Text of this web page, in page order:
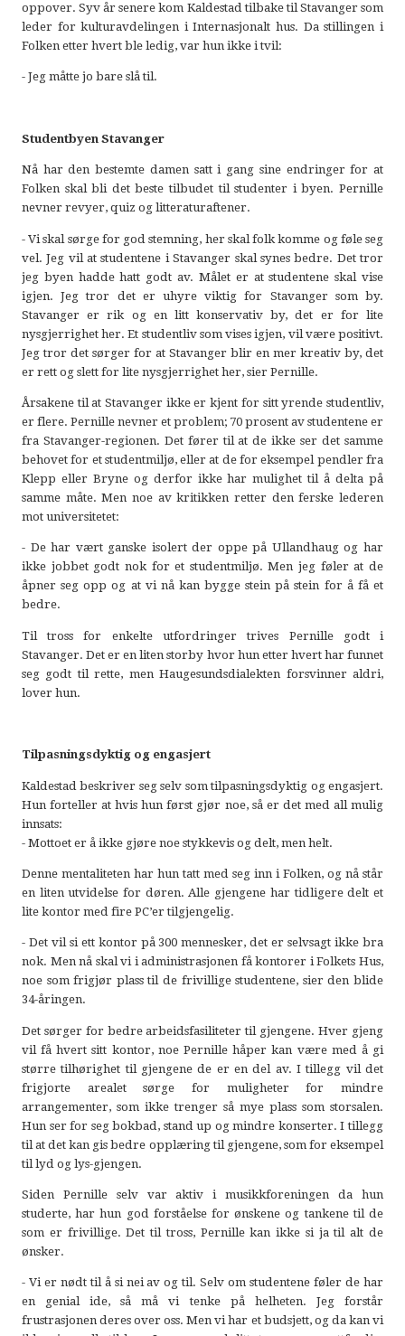
oppover. Syv år senere kom Kaldestad tilbake til Stavanger som
leder for kulturavdelingen i Internasjonalt hus. Da stillingen i
Folken etter hvert ble ledig, var hun ikke i tvil:
- Jeg måtte jo bare slå til.
Studentbyen Stavanger
Nå har den bestemte damen satt i gang sine endringer for at
Folken skal bli det beste tilbudet til studenter i byen. Pernille
nevner revyer, quiz og litteraturaftener.
- Vi skal sørge for god stemning, her skal folk komme og føle seg
vel. Jeg vil at studentene i Stavanger skal synes bedre. Det tror
jeg byen hadde hatt godt av. Målet er at studentene skal vise
igjen. Jeg tror det er uhyre viktig for Stavanger som by.
Stavanger er rik og en litt konservativ by, det er for lite
nysgjerrighet her. Et studentliv som vises igjen, vil være positivt.
Jeg tror det sørger for at Stavanger blir en mer kreativ by, det
er rett og slett for lite nysgjerrighet her, sier Pernille.
Årsakene til at Stavanger ikke er kjent for sitt yrende studentliv,
er flere. Pernille nevner et problem; 70 prosent av studentene er
fra Stavanger-regionen. Det fører til at de ikke ser det samme
behovet for et studentmiljø, eller at de for eksempel pendler fra
Klepp eller Bryne og derfor ikke har mulighet til å delta på
samme måte. Men noe av kritikken retter den ferske lederen
mot universitetet:
- De har vært ganske isolert der oppe på Ullandhaug og har
ikke jobbet godt nok for et studentmiljø. Men jeg føler at de
åpner seg opp og at vi nå kan bygge stein på stein for å få et
bedre.
Til tross for enkelte utfordringer trives Pernille godt i
Stavanger. Det er en liten storby hvor hun etter hvert har funnet
seg godt til rette, men Haugesundsdialekten forsvinner aldri,
lover hun.
Tilpasningsdyktig og engasjert
Kaldestad beskriver seg selv som tilpasningsdyktig og engasjert.
Hun forteller at hvis hun først gjør noe, så er det med all mulig
innsats:
- Mottoet er å ikke gjøre noe stykkevis og delt, men helt.
Denne mentaliteten har hun tatt med seg inn i Folken, og nå står
en liten utvidelse for døren. Alle gjengene har tidligere delt et
lite kontor med fire PC’er tilgjengelig.
- Det vil si ett kontor på 300 mennesker, det er selvsagt ikke bra
nok. Men nå skal vi i administrasjonen få kontorer i Folkets Hus,
noe som frigjør plass til de frivillige studentene, sier den blide
34-åringen.
Det sørger for bedre arbeidsfasiliteter til gjengene. Hver gjeng
vil få hvert sitt kontor, noe Pernille håper kan være med å gi
større tilhørighet til gjengene de er en del av. I tillegg vil det
frigjorte arealet sørge for muligheter for mindre
arrangementer, som ikke trenger så mye plass som storsalen.
Hun ser for seg bokbad, stand up og mindre konserter. I tillegg
til at det kan gis bedre opplæring til gjengene, som for eksempel
til lyd og lys-gjengen.
Siden Pernille selv var aktiv i musikkforeningen da hun
studerte, har hun god forståelse for ønskene og tankene til de
som er frivillige. Det til tross, Pernille kan ikke si ja til alt de
ønsker.
- Vi er nødt til å si nei av og til. Selv om studentene føler de har
en genial ide, så må vi tenke på helheten. Jeg forstår
frustrasjonen deres over oss. Men vi har et budsjett, og da kan vi